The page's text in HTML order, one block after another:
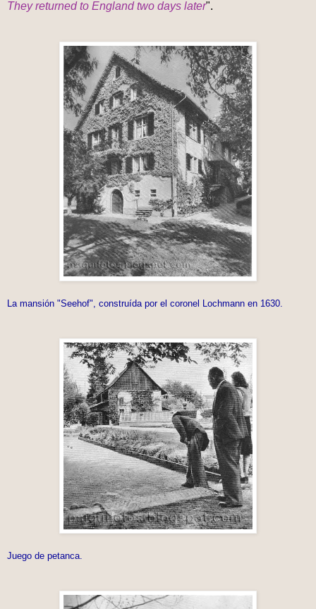
They returned to England two days later".
La mansión "Seehof", construída por el coronel Lochmann en 1630.
Juego de petanca.